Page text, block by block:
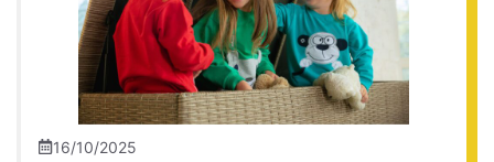
16/10/2025